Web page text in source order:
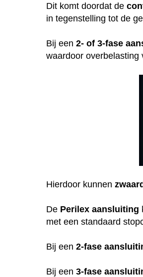
Dit komt doordat de
in tegenstelling tot de
Bij een2- of 3-fase
waardoor overbelasting
Hierdoor kunnen
De Perilex aansluiting
met een standaard
Bij een2-fase
Bij een3-fase